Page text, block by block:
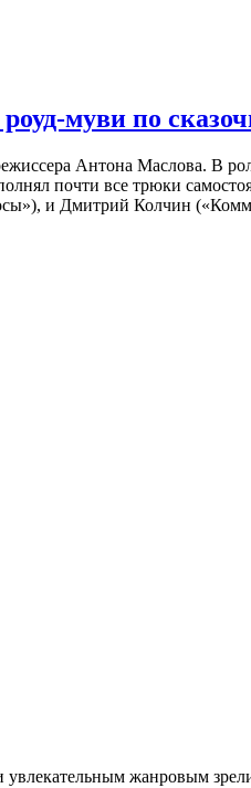
муви по
Антона Маслова. В
почти все трюки
и Дмитрий Колчин
жанровым